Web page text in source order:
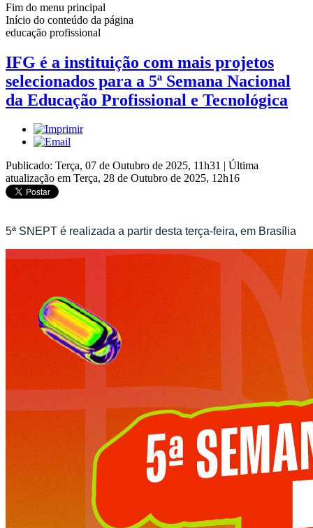
Fim do menu principal
Início do conteúdo da página
educação profissional
IFG é a instituição com mais projetos
selecionados para a 5ª Semana Nacional
da Educação Profissional e Tecnológica
Publicado: Terça, 07 de Outubro de 2025, 11h31 | Última
atualização em Terça, 28 de Outubro de 2025, 12h16
5ª SNEPT é realizada a partir desta terça-feira, em Brasília